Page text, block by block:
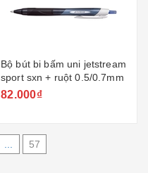
Bộ bút bi bấm uni jetstream
sport sxn + ruột 0.5/0.7mm
82.000₫
57